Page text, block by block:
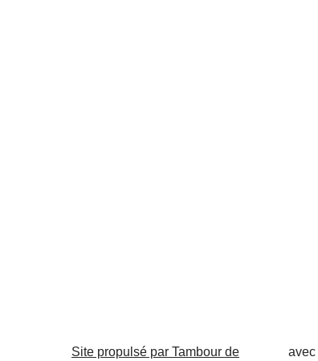
Site propulsé par Tambour de avec